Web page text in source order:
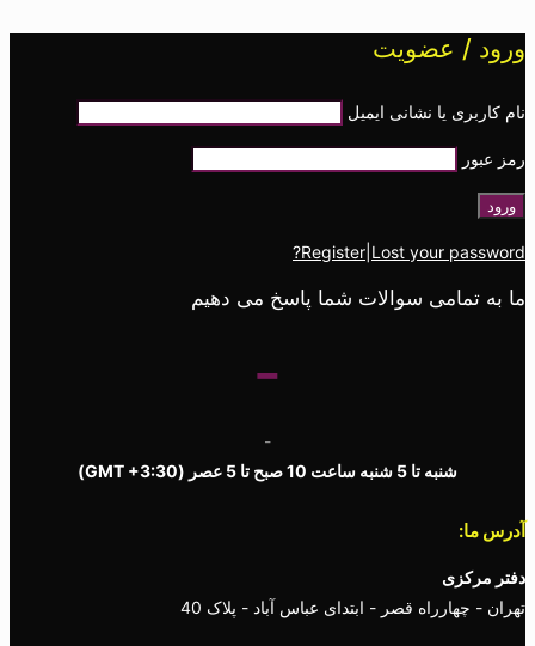
ورود / عضویت
نام کاربری یا نشانی ایمیل
رمز عبور
Register Lost your password?
ما به تمامی سوالات شما پاسخ می دهیم
-
-
شنبه تا 5 شنبه ساعت 10 صبح تا 5 عصر
(GMT +3:30)
آدرس ما:
دفتر مرکزی
تهران - چهارراه قصر - ابتدای عباس آباد - پلاک 40